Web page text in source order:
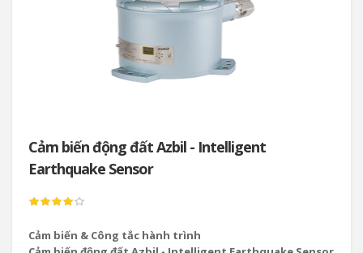
Cảm biến động đất Azbil - Intelligent
Earthquake Sensor
Cảm biến & Công tắc hành trình